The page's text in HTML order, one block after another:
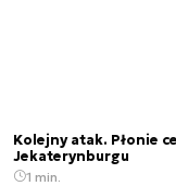
Kolejny atak. Płonie
Jekaterynburgu
1 min.